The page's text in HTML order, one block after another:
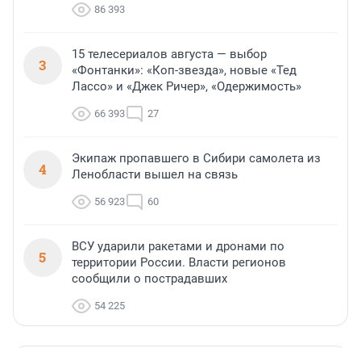
86 393
3
15 телесериалов августа — выбор
«Фонтанки»: «Коп-звезда», новые «Тед
Лассо» и «Джек Ричер», «Одержимость»
66 393 27
4
Экипаж пропавшего в Сибири самолета из
Ленобласти вышел на связь
56 923 60
5
ВСУ ударили ракетами и дронами по
территории России. Власти регионов
сообщили о пострадавших
54 225